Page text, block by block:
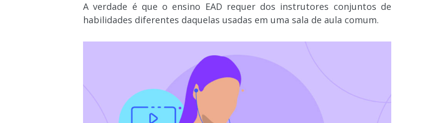
A verdade é que o ensino EAD requer dos instrutores conjuntos de
habilidades diferentes daquelas usadas ​​em uma sala de aula comum.